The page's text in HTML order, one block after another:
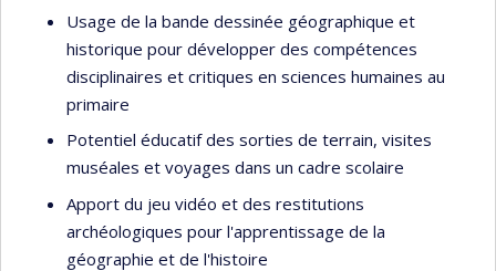
Usage de la bande dessinée géographique et
historique pour développer des compétences
disciplinaires et critiques en sciences humaines au
primaire
Potentiel éducatif des sorties de terrain, visites
muséales et voyages dans un cadre scolaire
Apport du jeu vidéo et des restitutions
archéologiques pour l'apprentissage de la
géographie et de l'histoire